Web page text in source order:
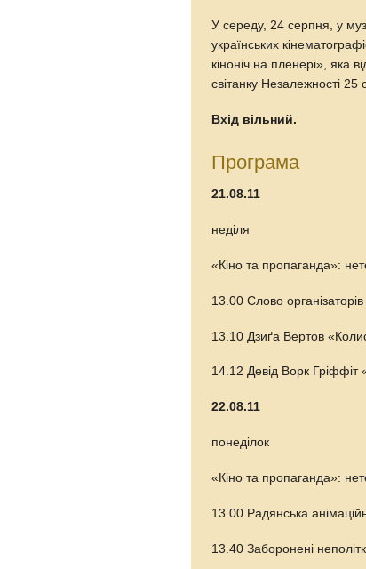
У середу, 24 серпня, у
українських
кіноніч на пленері», яка
світанку Незалежності 25
Вхід вільний.
Програма
21.08.11
неділя
«Кіно та пропаганда»:
13.00 Слово
13.10 Дзиґа Вертов
14.12 Девід Ворк Гріффіт
22.08.11
понеділок
«Кіно та пропаганда»:
13.00 Радянська
13.40 Заборонені